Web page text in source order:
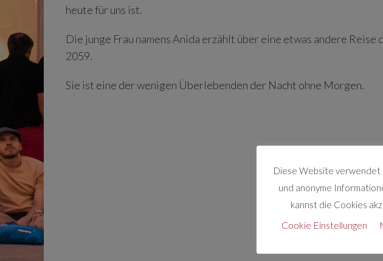
heute für uns ist.
Die junge Frau namens Anida erzählt über eine etwas andere Reise
2059.
Sie ist eine der wenigen Überlebenden der Nacht ohne Morgen.
Diese Website verwendet
und anonyme
kannst die Cookies
Cookie Einstellungen